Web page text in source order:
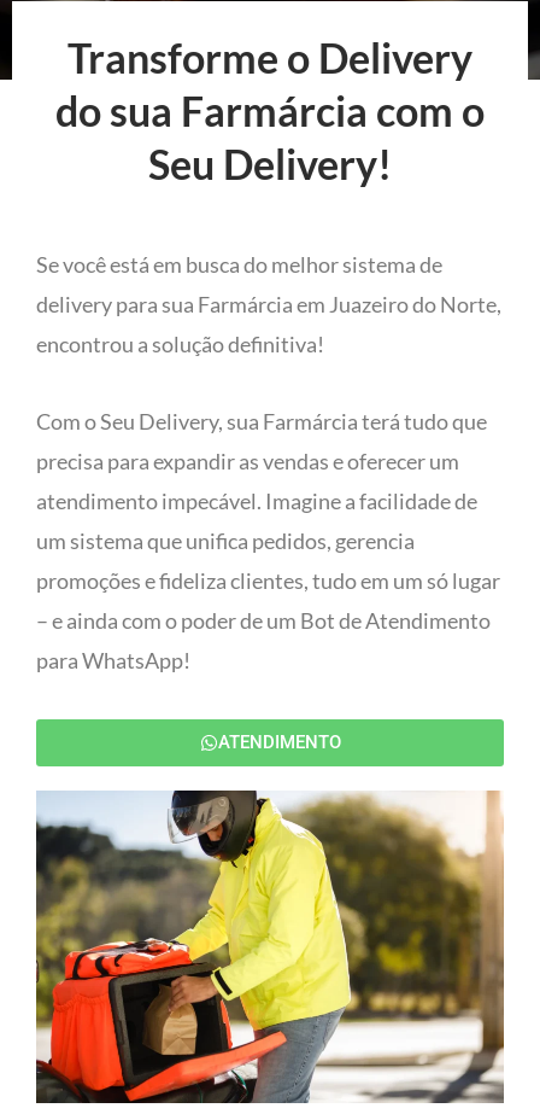
Transforme o Delivery
do sua Farmárcia com o
Seu Delivery!
Se você está em busca do melhor sistema de
delivery para sua Farmárcia em Juazeiro do Norte,
encontrou a solução definitiva!
Com o Seu Delivery, sua Farmárcia terá tudo que
precisa para expandir as vendas e oferecer um
atendimento impecável. Imagine a facilidade de
um sistema que unifica pedidos, gerencia
promoções e fideliza clientes, tudo em um só lugar
– e ainda com o poder de um Bot de Atendimento
para WhatsApp!
ATENDIMENTO